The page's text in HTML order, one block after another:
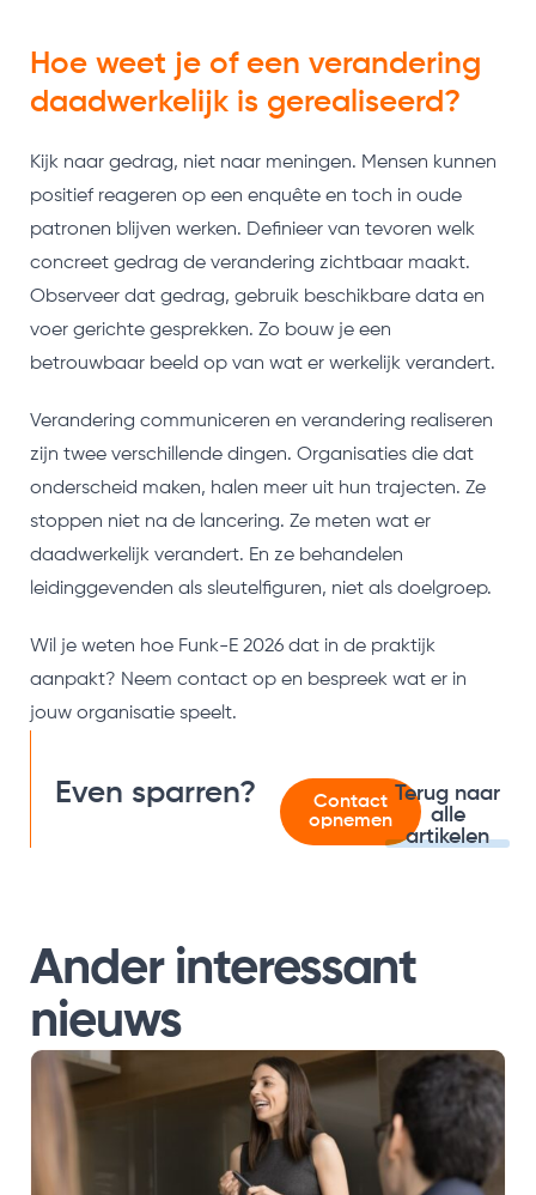
Hoe weet je of een verandering
daadwerkelijk is gerealiseerd?
Kijk naar gedrag, niet naar meningen. Mensen kunnen
positief reageren op een enquête en toch in oude
patronen blijven werken. Definieer van tevoren welk
concreet gedrag de verandering zichtbaar maakt.
Observeer dat gedrag, gebruik beschikbare data en
voer gerichte gesprekken. Zo bouw je een
betrouwbaar beeld op van wat er werkelijk verandert.
Verandering communiceren en verandering realiseren
zijn twee verschillende dingen. Organisaties die dat
onderscheid maken, halen meer uit hun trajecten. Ze
stoppen niet na de lancering. Ze meten wat er
daadwerkelijk verandert. En ze behandelen
leidinggevenden als sleutelfiguren, niet als doelgroep.
Wil je weten hoe Funk-E 2026 dat in de praktijk
aanpakt? Neem contact op en bespreek wat er in
jouw organisatie speelt.
Even sparren?
Contact
opnemen
Terug naar
alle
artikelen
Ander interessant
nieuws